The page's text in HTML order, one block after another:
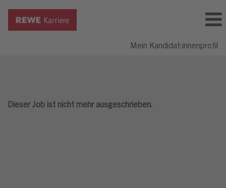
Mein Kandidat:innenprofil
Dieser Job ist nicht mehr ausgeschrieben.